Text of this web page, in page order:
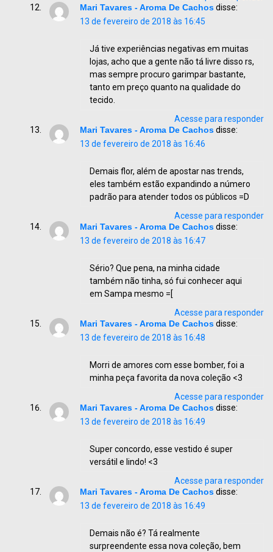
Mari Tavares - Aroma De Cachosdisse:
13 de fevereiro de 2018 às 16:45
Já tive experiências negativas em muitas
lojas, acho que a gente não tá livre disso rs,
mas sempre procuro garimpar bastante,
tanto em preço quanto na qualidade do
tecido.
Acesse para responder
Mari Tavares - Aroma De Cachosdisse:
13 de fevereiro de 2018 às 16:46
Demais flor, além de apostar nas trends,
eles também estão expandindo a número
padrão para atender todos os públicos =D
Acesse para responder
Mari Tavares - Aroma De Cachosdisse:
13 de fevereiro de 2018 às 16:47
Sério? Que pena, na minha cidade
também não tinha, só fui conhecer aqui
em Sampa mesmo =[
Acesse para responder
Mari Tavares - Aroma De Cachosdisse:
13 de fevereiro de 2018 às 16:48
Morri de amores com esse bomber, foi a
minha peça favorita da nova coleção <3
Acesse para responder
Mari Tavares - Aroma De Cachosdisse:
13 de fevereiro de 2018 às 16:49
Super concordo, esse vestido é super
versátil e lindo! <3
Acesse para responder
Mari Tavares - Aroma De Cachosdisse:
13 de fevereiro de 2018 às 16:49
Demais não é? Tá realmente
surpreendente essa nova coleção, bem